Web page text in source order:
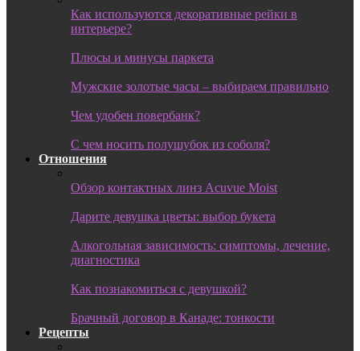
Как используются декоративные рейки в
интерьере?
Плюсы и минусы паркета
Мужские золотые часы – выбираем правильно
Чем удобен повербанк?
С чем носить полушубок из соболя?
Отношения
Обзор контактных линз Acuvue Moist
Дарите девушка цветы: выбор букета
Алкогольная зависимость: симптомы, лечение,
диагностика
Как познакомиться с девушкой?
Брачный договор в Канаде: тонкости
Рецепты